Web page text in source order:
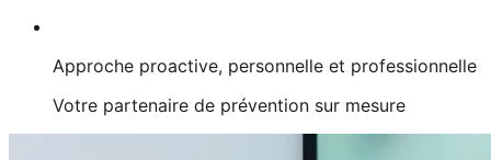
Approche proactive, personnelle et professionnelle
Votre partenaire de prévention sur mesure